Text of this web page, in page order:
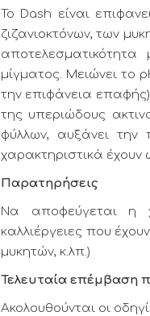
Το Dash είναι
ζιζανιοκτόνων, των
μίγματος. Μειώνει το
την επιφάνεια
της υπεριώδους
φύλλων, αυξάνει την
χαρακτηριστικά
Παρατηρήσεις
Να αποφεύγεται η
καλλιέργειες που
μυκητών, κ.λπ.)
Τελευταία επέμβαση
Ακολουθούνται οι